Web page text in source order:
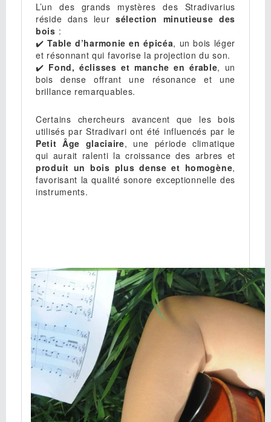
L’un des grands mystères des Stradivarius
réside dans leur sélection minutieuse des
bois :
✔️Table d’harmonie en épicéa, un bois léger
et résonnant qui favorise la projection du son.
✔️ Fond, éclisses et manche en érable, un
bois dense offrant une résonance et une
brillance remarquables.
Certains chercheurs avancent que les bois
utilisés par Stradivari ont été influencés par le
Petit Âge glaciaire, une période climatique
qui aurait ralenti la croissance des arbres et
produit un bois plus dense et homogène,
favorisant la qualité sonore exceptionnelle des
instruments.